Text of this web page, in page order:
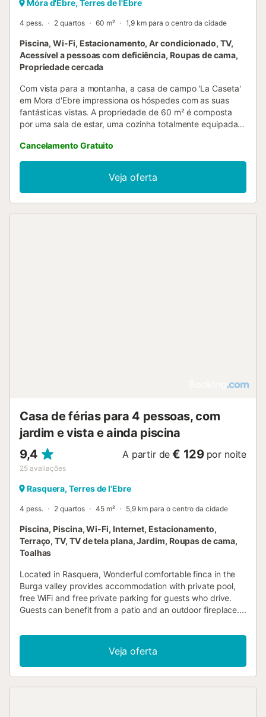
Móra d'Ebre, Terres de l'Ebre
4 pess. 2 quartos 60 m² 1,9 km para o centro da cidade
Piscina, Wi-Fi, Estacionamento, Ar condicionado, TV,
Acessível a pessoas com deficiência, Roupas de cama,
Propriedade cercada
Com vista para a montanha, a casa de campo 'La Caseta'
em Mora d'Ebre impressiona os hóspedes com as suas
fantásticas vistas. A propriedade de 60 m² é composta
por uma sala de estar, uma cozinha totalmente equipada
banho e pode, portanto, acomodar 4 pessoas. As
comodidades adicionais incluem Wi-Fi, uma televisão, ar
condicionado, bem como uma máquina de lavar roupa. Um
berço e 2 cadeiras altas também estão disponíveis. A casa
de campo possui uma área exterior privada com um
Cancelamento Gratuito
Veja oferta
Casa de férias para 4 pessoas, com
jardim e vista e ainda piscina
9,4
25 avaliações
A partir de € 129 por noite
Rasquera, Terres de l'Ebre
4 pess. 2 quartos 45 m² 5,9 km para o centro da cidade
Piscina, Piscina, Wi-Fi, Internet, Estacionamento,
Terraço, TV, TV de tela plana, Jardim, Roupas de cama,
Toalhas
Located in Rasquera, Wonderful comfortable finca in the
Burga valley provides accommodation with private pool,
free WiFi and free private parking for guests who drive.
Guests can benefit from a patio and an outdoor fireplace....
Veja oferta